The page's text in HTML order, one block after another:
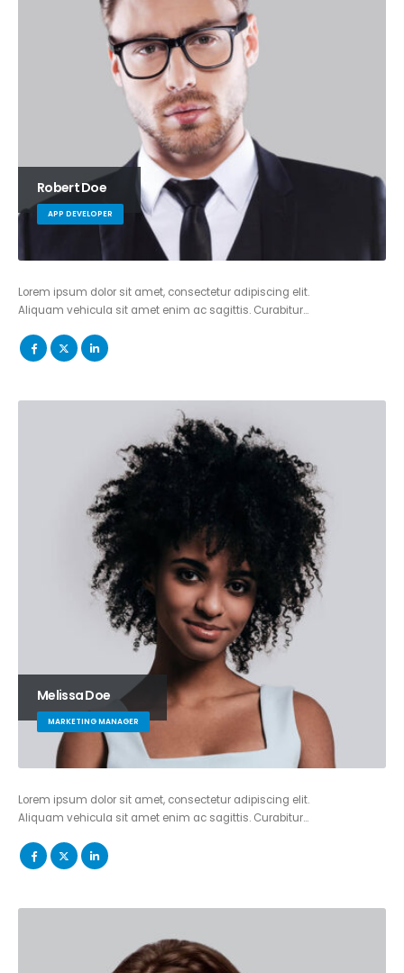
Robert Doe
APP DEVELOPER
Lorem ipsum dolor sit amet, consectetur adipiscing elit.
Aliquam vehicula sit amet enim ac sagittis. Curabitur…
Melissa Doe
MARKETING MANAGER
Lorem ipsum dolor sit amet, consectetur adipiscing elit.
Aliquam vehicula sit amet enim ac sagittis. Curabitur…